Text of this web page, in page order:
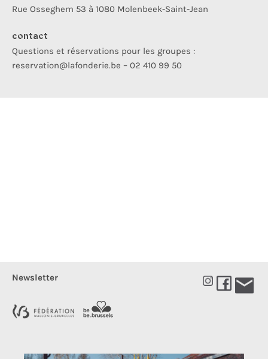
Rue Osseghem 53 à 1080 Molenbeek-Saint-Jean
contact
Questions et réservations pour les groupes :
reservation@lafonderie.be – 02 410 99 50
Newsletter